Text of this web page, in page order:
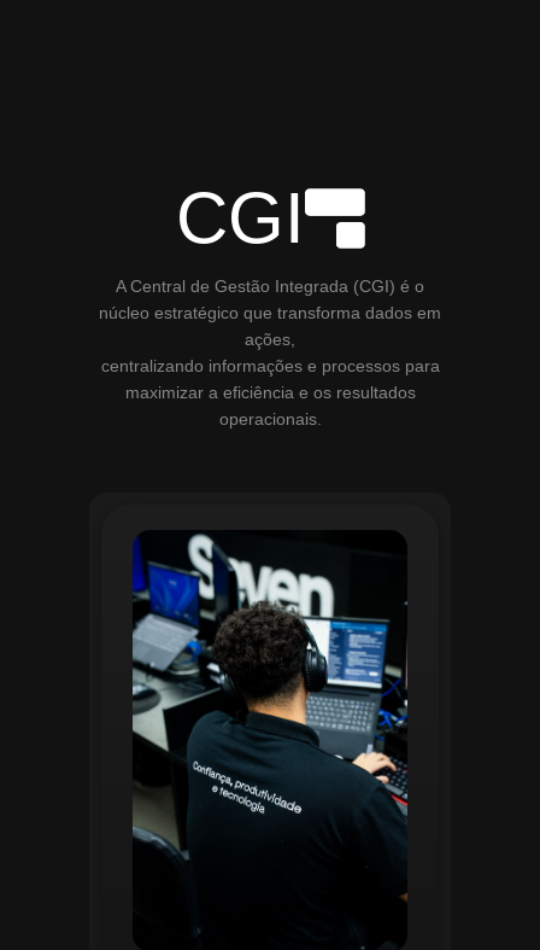
CGI
A Central de Gestão Integrada (CGI) é o
núcleo estratégico que transforma dados em
ações,
centralizando informações e processos para
maximizar a eficiência e os resultados
operacionais.
O planejamento dentro do CGI é
realizado por uma equipe
especializada que utiliza
ferramentas avançadas para
estruturar ordens de serviço, fluxos
de trabalho e parametrizações
operacionais. Essa etapa envolve a
análise detalhada de criticidade por
atividade, permitindo alocar
recursos de forma eficiente e
garantir que todas as ações estejam
alinhadas aos objetivos
estratégicos.